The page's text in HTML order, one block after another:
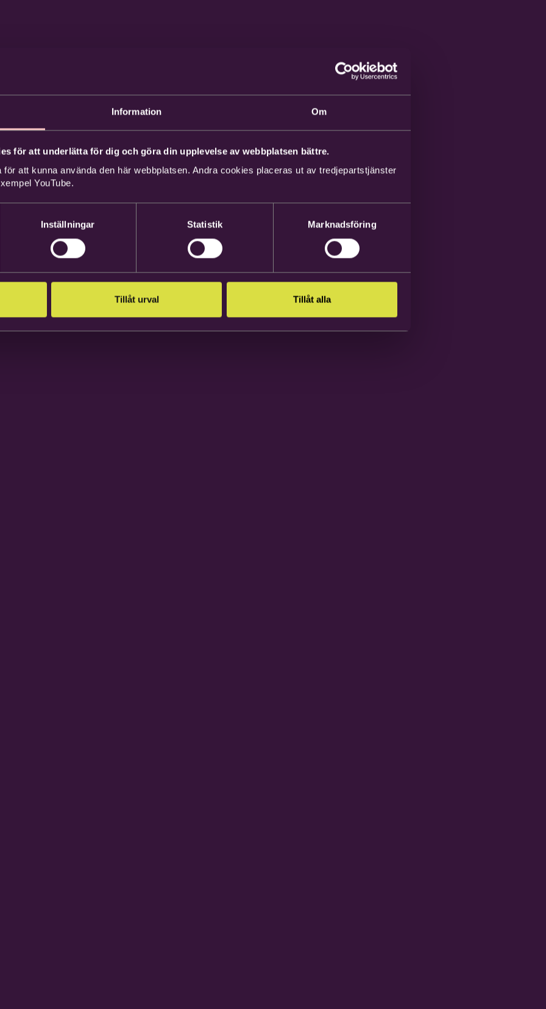
Information Om
för att underlätta för dig och göra din upplevelse av webbplatsen bättre.
för att kunna använda den här webbplatsen. Andra cookies placeras ut av tredjepartstjänster
YouTube.
Inställningar Statistik Marknadsföring
Tillåt urval Tillåt alla